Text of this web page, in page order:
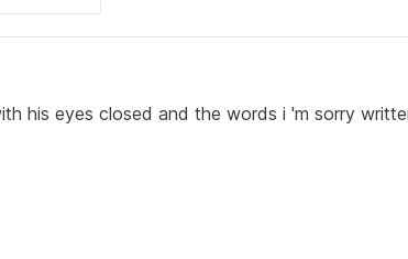
his eyes closed and the words i 'm sorry